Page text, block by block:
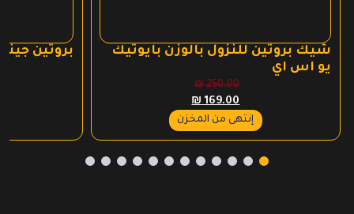
شيك بروتين للنزول بالوزن بايوتيك
يو اس اي
₪250.00
السعر
الأصلي
هو:
₪ 250.00.
₪169.00
السعر
الحالي
هو:
₪ 169.00.
إنتهى من المخزن
بروتين